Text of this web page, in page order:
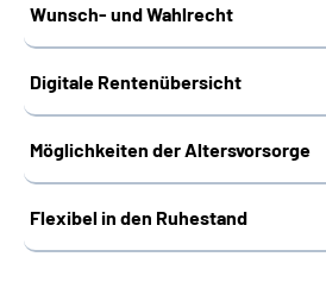
Wunsch- und Wahlrecht
Digitale Rentenübersicht
Möglichkeiten der Altersvorsorge
Flexibel in den Ruhestand